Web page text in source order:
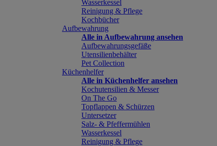
Wasserkessel
Reinigung & Pflege
Kochbücher
Aufbewahrung
Alle in Aufbewahrung ansehen
Aufbewahrungsgefäße
Utensilienbehälter
Pet Collection
Küchenhelfer
Alle in Küchenhelfer ansehen
Kochutensilien & Messer
On The Go
Topflappen & Schürzen
Untersetzer
Salz- & Pfeffermühlen
Wasserkessel
Reinigung & Pflege